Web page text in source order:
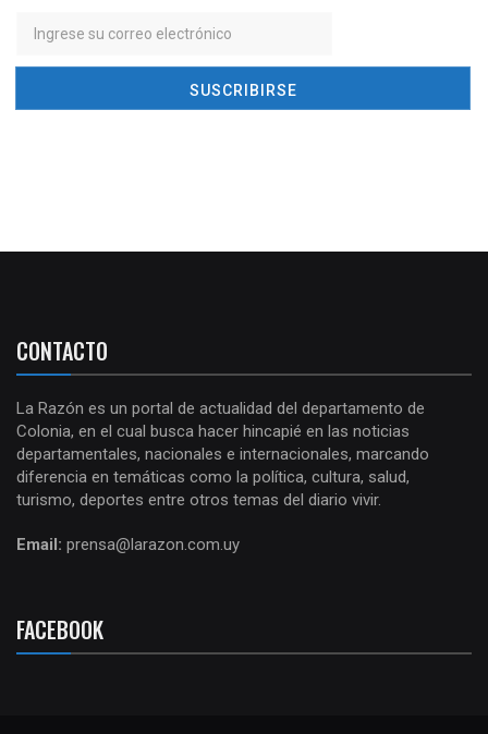
CONTACTO
La Razón es un portal de actualidad del departamento de
Colonia, en el cual busca hacer hincapié en las noticias
departamentales, nacionales e internacionales, marcando
diferencia en temáticas como la política, cultura, salud,
turismo, deportes entre otros temas del diario vivir.
Email: prensa@larazon.com.uy
FACEBOOK